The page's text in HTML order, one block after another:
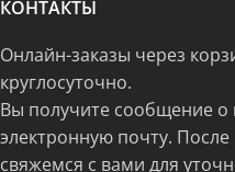
КОНТАКТЫ
Онлайн-заказы через
круглосуточно.
Вы получите сообщение о
электронную почту.
свяжемся с вами для